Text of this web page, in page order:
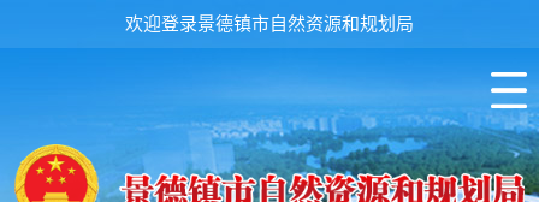
欢迎登录景德镇市自然资源和规划局